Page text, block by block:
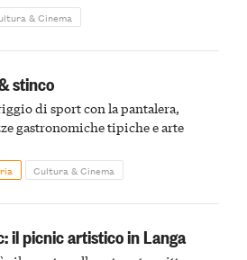
& Cinema
stinco
di sport con la pantalera,
gastronomiche tipiche e arte
Cultura & Cinema
il picnic artistico in Langa